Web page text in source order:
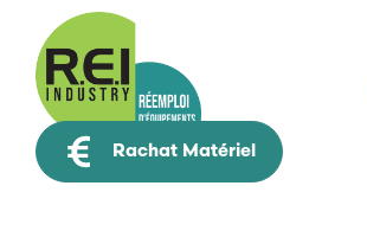
Rachat Matériel